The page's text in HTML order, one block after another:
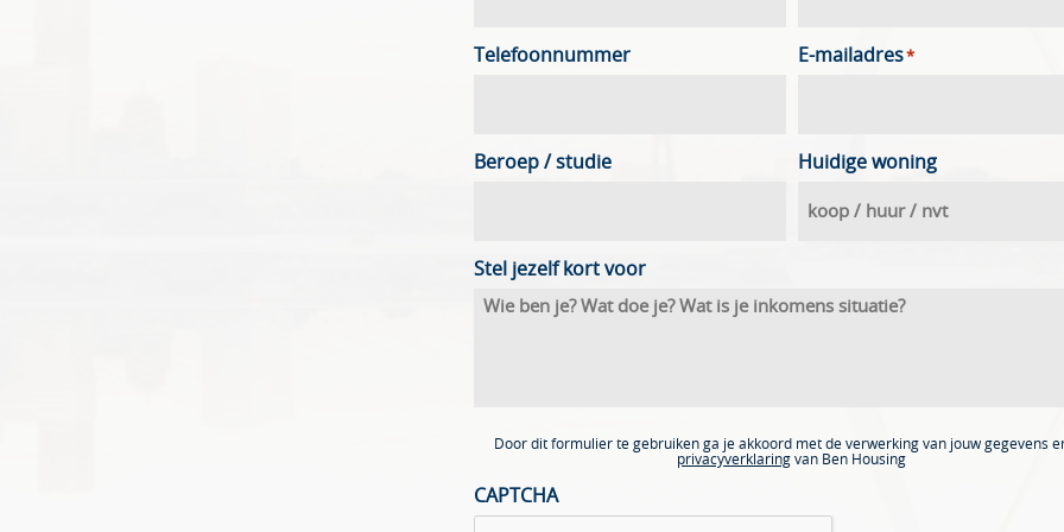
Telefoonnummer E-mailadres*
Beroep / studie Huidige woning
Stel jezelf kort voor
Door dit formulier te gebruiken ga je akkoord met de verwerking van jouw gegevens
privacyverklaring van Ben Housing
CAPTCHA